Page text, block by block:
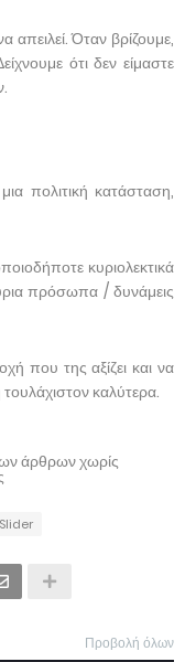
απειλεί. Όταν βρίζουμε,
ότι δεν είμαστε
πολιτική κατάσταση,
κυριολεκτικά
πρόσωπα / δυνάμεις
που της αξίζει και να
καλύτερα.
άρθρων χωρίς
Slider
Προβολή όλων